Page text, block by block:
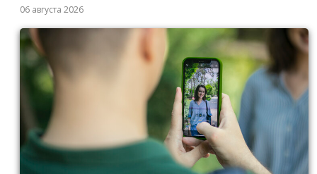
06 августа 2026